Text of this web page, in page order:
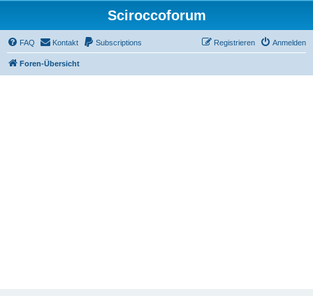
Sciroccoforum
FAQ Kontakt Subscriptions Anmelden
Registrieren
Foren-Übersicht